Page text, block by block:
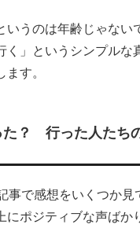
いうのは年齢じゃない
く」というシンプルな
す。
た？ 行った人たち
事で感想をいくつか見
にポジティブな声ばか